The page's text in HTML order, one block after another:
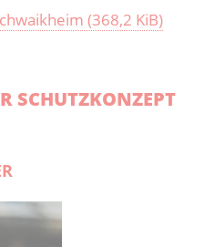
(368,2 KiB)
SCHUTZKONZEPT